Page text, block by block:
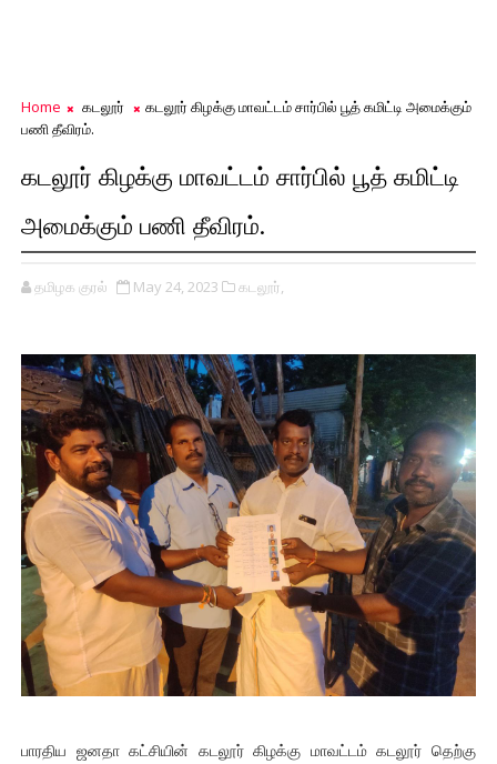
Home கடலூர்
கடலூர் கிழக்கு மாவட்டம் சார்பில் பூத் கமிட்டி அமைக்கும்
பணி தீவிரம்.
கடலூர் கிழக்கு மாவட்டம் சார்பில் பூத் கமிட்டி
அமைக்கும் பணி தீவிரம்.
தமிழக குரல் May 24, 2023 கடலூர்,
பாரதிய ஜனதா கட்சியின் கடலூர் கிழக்கு மாவட்டம் கடலூர் தெற்கு